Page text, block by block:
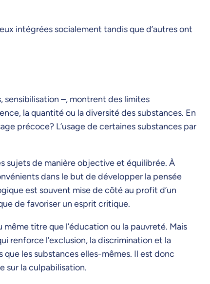
intégrées socialement tandis que d’autres ont
sensibilisation –, montrent des limites
la quantité ou la diversité des substances. En
précoce? L’usage de certaines substances par
sujets de manière objective et équilibrée. À
dans le but de développer la pensée
est souvent mise de côté au profit d’un
de favoriser un esprit critique.
titre que l’éducation ou la pauvreté. Mais
renforce l’exclusion, la discrimination et la
les substances elles-mêmes. Il est donc
sur la culpabilisation.